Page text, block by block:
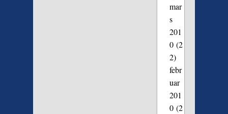
mar
s
201
0(2
2)
febr
uar
201
0(2